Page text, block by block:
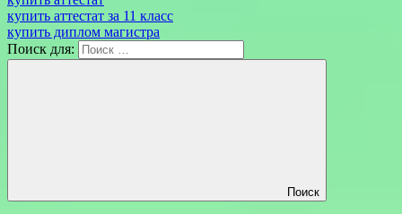
купить аттестат за 11 класс
купить диплом магистра
Поиск для:
Поиск